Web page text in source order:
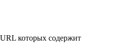
которых содержит